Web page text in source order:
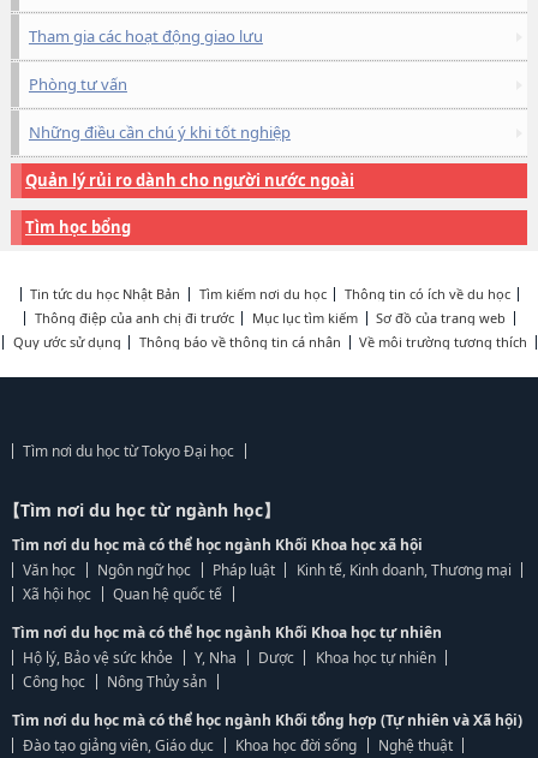
Tham gia các hoạt động giao lưu
Phòng tư vấn
Những điều cần chú ý khi tốt nghiệp
Quản lý rủi ro dành cho người nước ngoài
Tìm học bổng
Tin tức du học Nhật Bản Tìm kiếm nơi du học
Thông tin có ích về du học
Thông điệp của anh chị đi trước
Mục lục tìm kiếm
Sơ đồ của trang web
Quy ước sử dụng
Thông báo về thông tin cá nhân Về môi trường tương thích
Tìm nơi du học từ Tokyo Đại học
【Tìm nơi du học từ ngành học】
Tìm nơi du học mà có thể học ngành Khối Khoa học xã hội
Văn học
Ngôn ngữ học Pháp luật
Kinh tế, Kinh doanh, Thương mại
Xã hội học
Quan hệ quốc tế
Tìm nơi du học mà có thể học ngành Khối Khoa học tự nhiên
Hộ lý, Bảo vệ sức khỏe
Y, Nha Dược
Khoa học tự nhiên
Công học
Nông Thủy sản
Tìm nơi du học mà có thể học ngành Khối tổng hợp (Tự nhiên và Xã hội)
Đào tạo giảng viên, Giáo dục
Khoa học đời sống
Nghệ thuật